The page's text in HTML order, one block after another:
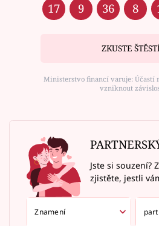
17 9 36 8
ZKUSTE
Ministerstvo financí varuje: Účastí
vzniknout
Jste si souzení?
zjistěte, jestli